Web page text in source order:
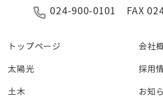
024-900-0101 FAX
トップページ
太陽光
土木
会社
採用
お知